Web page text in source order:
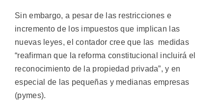
Sin embargo, a pesar de las restricciones e
incremento de los impuestos que implican las
nuevas leyes, el contador cree que las medidas
“reafirman que la reforma constitucional incluirá el
reconocimiento de la propiedad privada”, y en
especial de las pequeñas y medianas empresas
(pymes).